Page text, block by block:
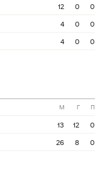
12 0
0
4 0
0
4 0 0
М Г П
13 12
0
26 8 0